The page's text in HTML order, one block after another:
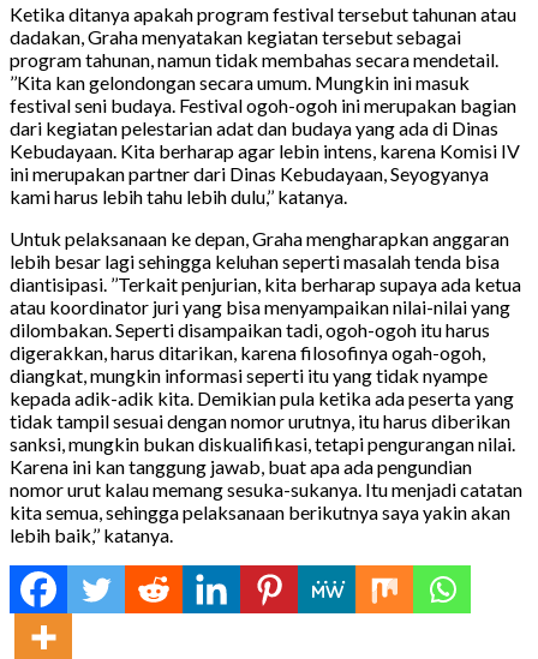
Ketika ditanya apakah program festival tersebut tahunan atau
dadakan, Graha menyatakan kegiatan tersebut sebagai
program tahunan, namun tidak membahas secara mendetail.
’’Kita kan gelondongan secara umum. Mungkin ini masuk
festival seni budaya. Festival ogoh-ogoh ini merupakan bagian
dari kegiatan pelestarian adat dan budaya yang ada di Dinas
Kebudayaan. Kita berharap agar lebin intens, karena Komisi IV
ini merupakan partner dari Dinas Kebudayaan, Seyogyanya
kami harus lebih tahu lebih dulu,’’ katanya.
Untuk pelaksanaan ke depan, Graha mengharapkan anggaran
lebih besar lagi sehingga keluhan seperti masalah tenda bisa
diantisipasi. ’’Terkait penjurian, kita berharap supaya ada ketua
atau koordinator juri yang bisa menyampaikan nilai-nilai yang
dilombakan. Seperti disampaikan tadi, ogoh-ogoh itu harus
digerakkan, harus ditarikan, karena filosofinya ogah-ogoh,
diangkat, mungkin informasi seperti itu yang tidak nyampe
kepada adik-adik kita. Demikian pula ketika ada peserta yang
tidak tampil sesuai dengan nomor urutnya, itu harus diberikan
sanksi, mungkin bukan diskualifikasi, tetapi pengurangan nilai.
Karena ini kan tanggung jawab, buat apa ada pengundian
nomor urut kalau memang sesuka-sukanya. Itu menjadi catatan
kita semua, sehingga pelaksanaan berikutnya saya yakin akan
lebih baik,’’ katanya.